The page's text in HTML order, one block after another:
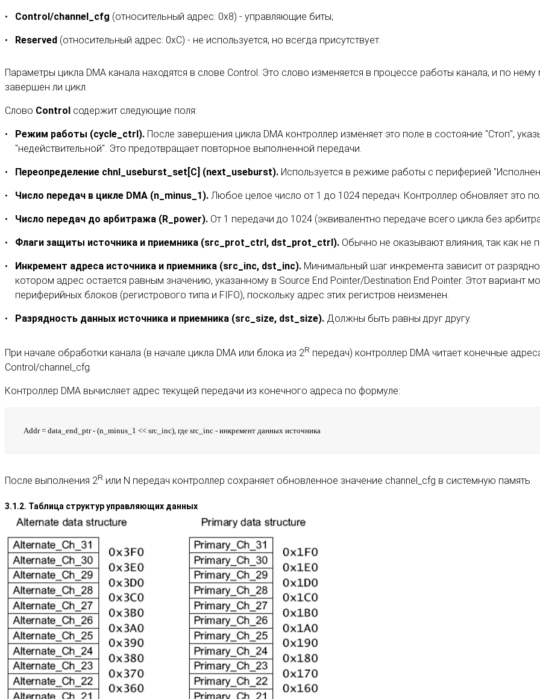
Control/channel_cfg (относительный адрес: 0x8) - управляющие биты;
Reserved (относительный адрес: 0xC) - не используется, но всегда присутствует.
Параметры цикла DMA канала находятся в слове Control. Это слово изменяется в процессе работы канала, и по
завершен ли цикл.
Слово Control содержит следующие поля:
Режим работы (cycle_ctrl). После завершения цикла DMA контроллер изменяет это поле в состояние "Стоп",
"недействительной". Это предотвращает повторное выполненной передачи.
Переопределение chnl_useburst_set[C] (next_useburst). Используется в режиме работы с периферией
Число передач в цикле DMA (n_minus_1). Любое целое число от 1 до 1024 передач. Контроллер обновляет это
Число передач до арбитража (R_power). От 1 передачи до 1024 (эквивалентно передаче всего цикла без
Флаги защиты источника и приемника (src_prot_ctrl, dst_prot_ctrl). Обычно не оказывают влияния, так как
Инкремент адреса источника и приемника (src_inc, dst_inc). Минимальный шаг инкремента зависит от
котором адрес остается равным значению, указанному в Source End Pointer/Destination End Pointer. Этот вариант
периферийных блоков (регистрового типа и FIFO), поскольку адрес этих регистров неизменен.
Разрядность данных источника и приемника (src_size, dst_size). Должны быть равны друг другу.
При начале обработки канала (в начале цикла DMA или блока из 2R передач) контроллер DMA читает конечные
Control/channel_cfg.
Контроллер DMA вычисляет адрес текущей передачи из конечного адреса по формуле:
Addr = data_end_ptr - (n_minus_1 << src_inc), где src_inc - инкремент данных источника
После выполнения 2R или N передач контроллер сохраняет обновленное значение channel_cfg в системную память.
3.1.2. Таблица структур управляющих данных